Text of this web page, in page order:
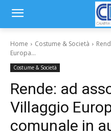
Home Costume & Società
Europa...
Costume & Società
Rende: ad
Villaggio
comunale in